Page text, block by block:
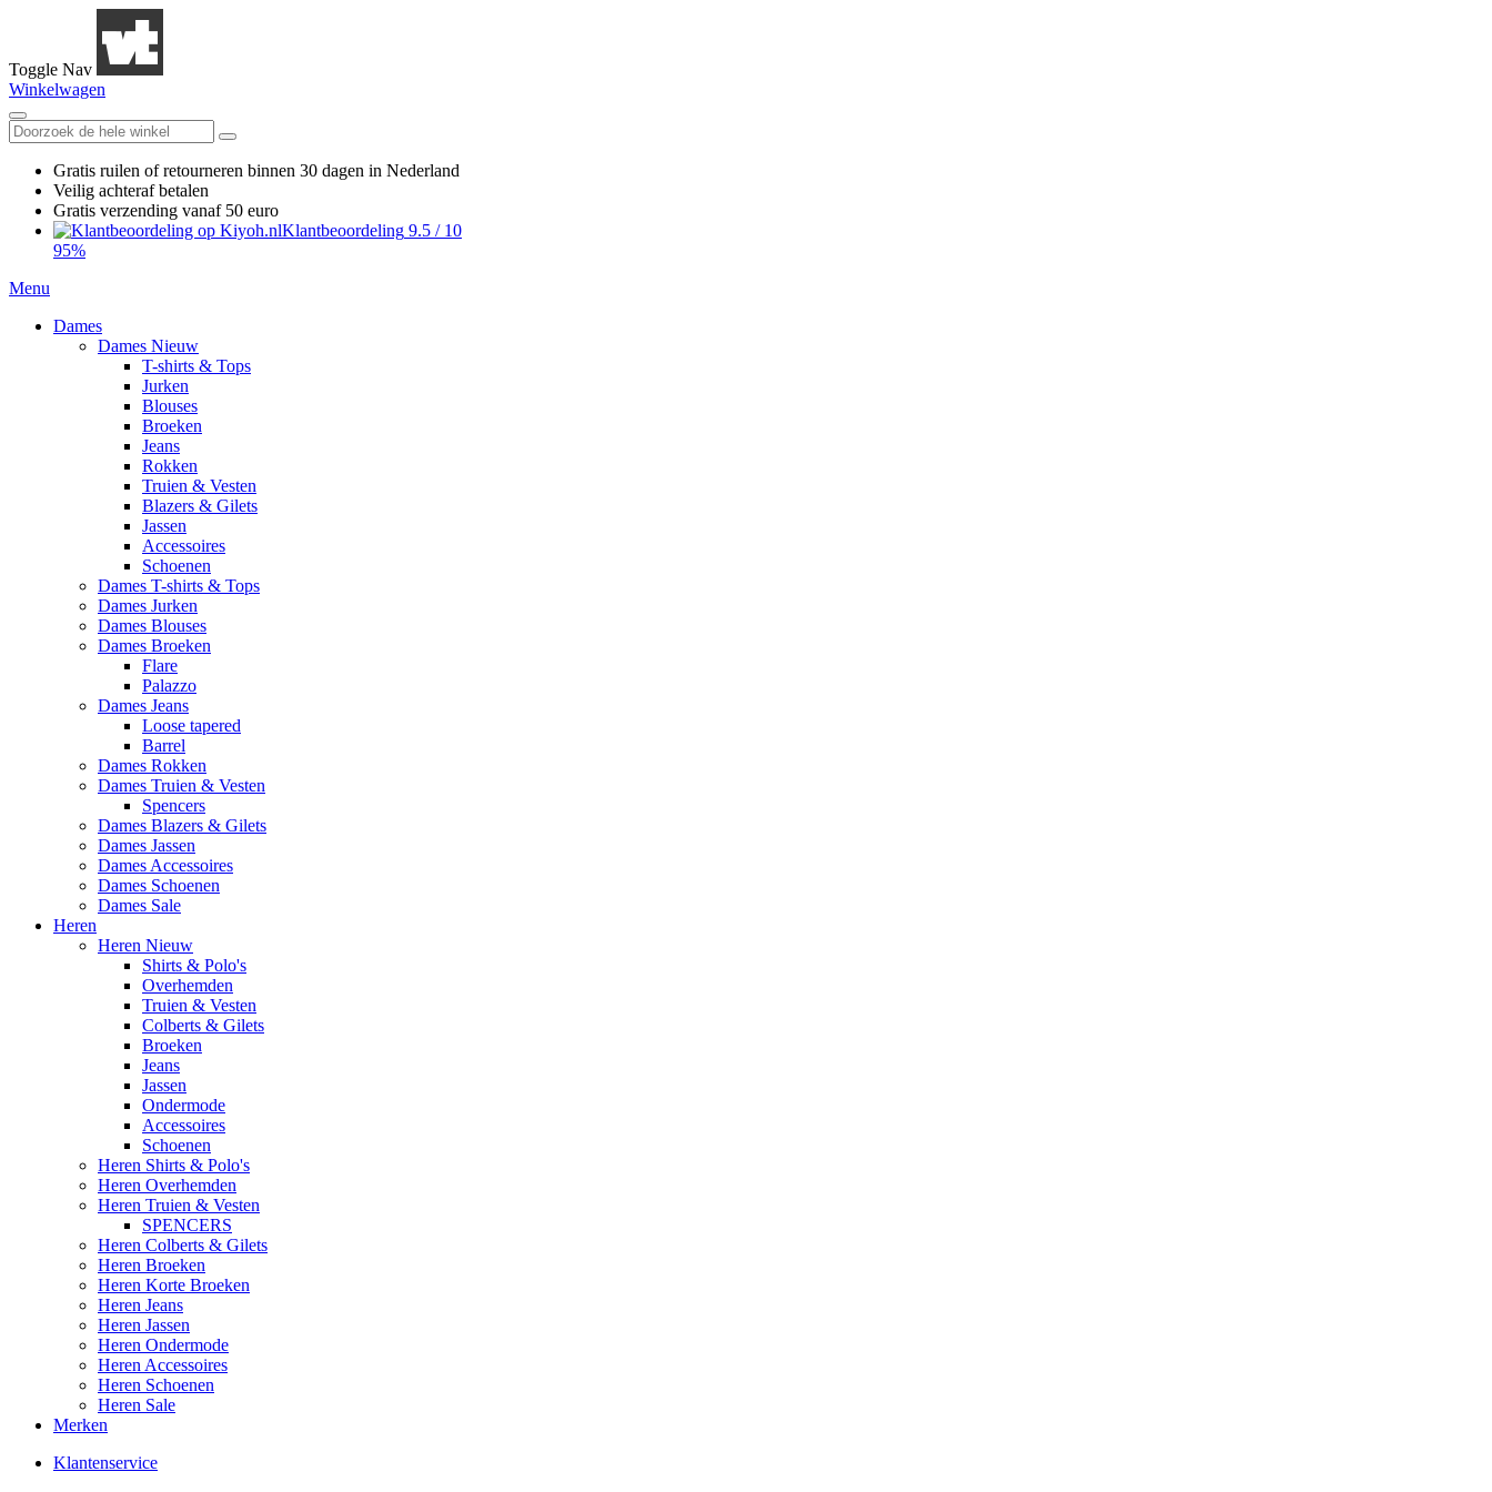
Toggle Nav
Winkelwagen
Gratis ruilen of retourneren binnen 30 dagen in Nederland
Veilig achteraf betalen
Gratis verzending vanaf 50 euro
Klantbeoordeling 9.5 / 10
95%
Menu
Dames
Dames Nieuw
T-shirts & Tops
Jurken
Blouses
Broeken
Jeans
Rokken
Truien & Vesten
Blazers & Gilets
Jassen
Accessoires
Schoenen
Dames T-shirts & Tops
Dames Jurken
Dames Blouses
Dames Broeken
Flare
Palazzo
Dames Jeans
Loose tapered
Barrel
Dames Rokken
Dames Truien & Vesten
Spencers
Dames Blazers & Gilets
Dames Jassen
Dames Accessoires
Dames Schoenen
Dames Sale
Heren
Heren Nieuw
Shirts & Polo's
Overhemden
Truien & Vesten
Colberts & Gilets
Broeken
Jeans
Jassen
Ondermode
Accessoires
Schoenen
Heren Shirts & Polo's
Heren Overhemden
Heren Truien & Vesten
SPENCERS
Heren Colberts & Gilets
Heren Broeken
Heren Korte Broeken
Heren Jeans
Heren Jassen
Heren Ondermode
Heren Accessoires
Heren Schoenen
Heren Sale
Merken
Klantenservice